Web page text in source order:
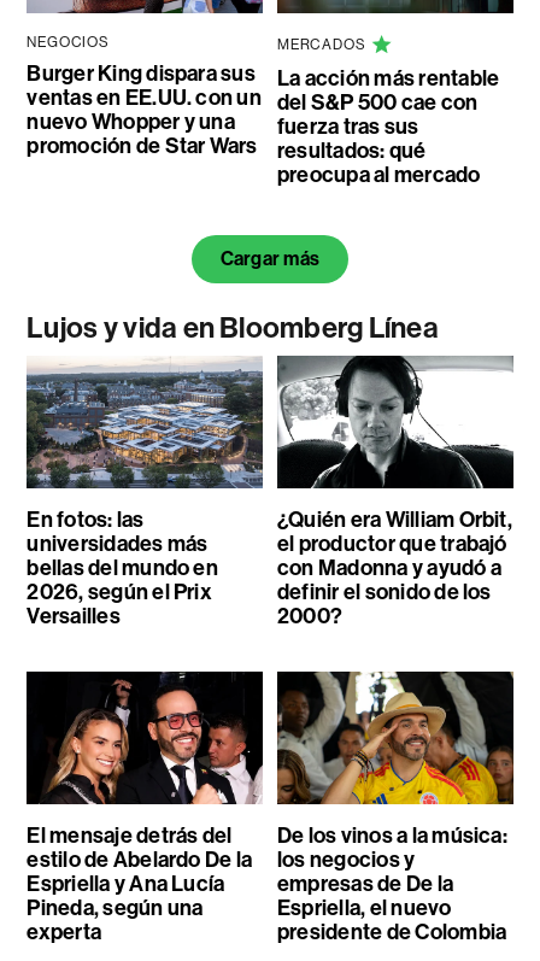
NEGOCIOS
Burger King dispara sus
ventas en EE.UU. con un
nuevo Whopper y una
promoción de Star Wars
MERCADOS
La acción más rentable
del S&P 500 cae con
fuerza tras sus
resultados: qué
preocupa al mercado
Cargar más
Lujos y vida en Bloomberg Línea
En fotos: las
universidades más
bellas del mundo en
2026, según el Prix
Versailles
¿Quién era William Orbit,
el productor que trabajó
con Madonna y ayudó a
definir el sonido de los
2000?
El mensaje detrás del
estilo de Abelardo De la
Espriella y Ana Lucía
Pineda, según una
experta
De los vinos a la música:
los negocios y
empresas de De la
Espriella, el nuevo
presidente de Colombia